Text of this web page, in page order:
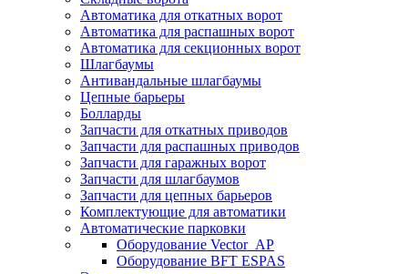
Автоматика для откатных ворот
Автоматика для распашных ворот
Автоматика для секционных ворот
Шлагбаумы
Антивандальные шлагбаумы
Цепные барьеры
Болларды
Запчасти для откатных приводов
Запчасти для распашных приводов
Запчасти для гаражных ворот
Запчасти для шлагбаумов
Запчасти для цепных барьеров
Комплектующие для автоматики
Автоматические парковки
Оборудование Vector_AP
Оборудование BFT ESPAS